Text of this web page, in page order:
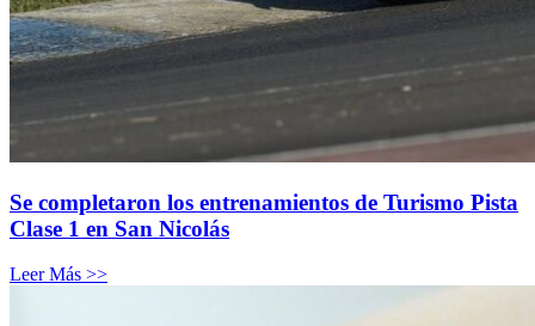
Se completaron los entrenamientos de Turismo Pista
Clase 1 en San Nicolás
Leer Más >>